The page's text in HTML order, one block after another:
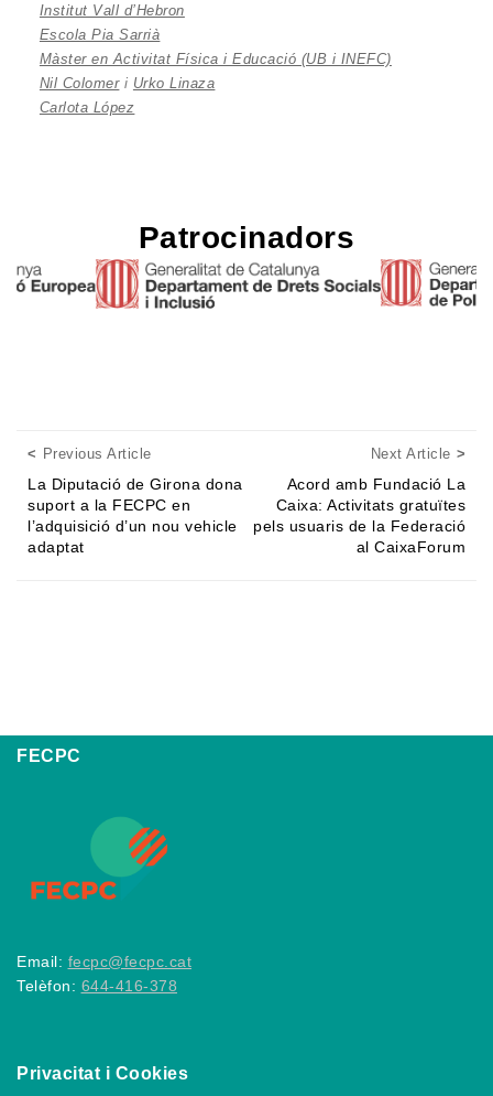
Institut Vall d’Hebron
Escola Pia Sarrià
Màster en Activitat Física i Educació (UB i INEFC)
Nil Colomeri Urko Linaza
Carlota López
Patrocinadors
Posts navigation
Previous ArticlePrevious Article
La Diputació de Girona dona
suport a la FECPC en
l’adquisició d’un nou vehicle
adaptat
Next Article
Acord amb Fundació La
Caixa: Activitats gratuïtes
pels usuaris de la Federació
al CaixaForum
FECPC
Email: fecpc@fecpc.cat
Telèfon: 644-416-378
Privacitat i Cookies